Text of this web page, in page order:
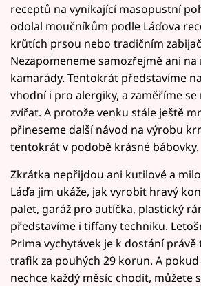
receptů na vynikající masopustní
odolal moučníkům podle Láďova
krůtích prsou nebo tradičním
Nezapomeneme samozřejmě ani
kamarády. Tentokrát představíme
vhodní i pro alergiky, a zaměříme
zvířat. A protože venku stále ještě
přineseme další návod na výrobu
tentokrát v podobě krásné bábovky.
Zkrátka nepřijdou ani kutilové a
Láďa jim ukáže, jak vyrobit hravý
palet, garáž pro autíčka, plastický
představíme i tiffany techniku.
Prima vychytávek je k dostání
trafik za pouhých 29 korun. A
nechce každý měsíc chodit, můžete